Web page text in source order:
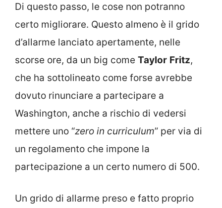
Di questo passo, le cose non potranno
certo migliorare. Questo almeno è il grido
d’allarme lanciato apertamente, nelle
scorse ore, da un big come Taylor Fritz,
che ha sottolineato come forse avrebbe
dovuto rinunciare a partecipare a
Washington, anche a rischio di vedersi
mettere uno “zero in curriculum” per via di
un regolamento che impone la
partecipazione a un certo numero di 500.
Un grido di allarme preso e fatto proprio